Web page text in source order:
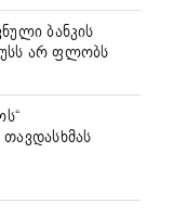
ბანკის
არ ფლობს